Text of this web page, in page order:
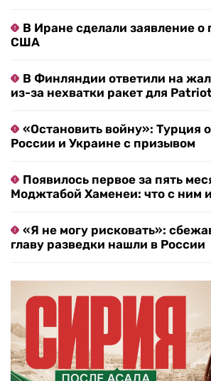
В Иране сделали заявление о
США
В Финляндии ответили на
из-за нехватки ракет для
«Остановить войну»: Турция
России и Украине с призывом
Появилось первое за пять
Моджтабой Хаменеи: что с ним
«Я не могу рисковать»:
главу разведки нашли в России